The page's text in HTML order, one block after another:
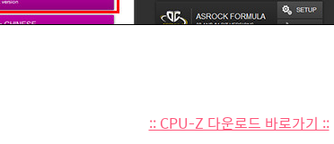
:: CPU-Z 다운로드 바로가기 ::